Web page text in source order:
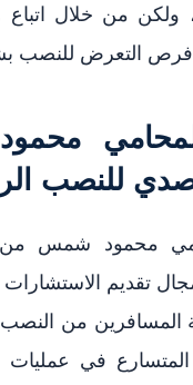
من خلال اتباع
فرص التعرض للنصب
للنصب
محمود شمس
تقديم الاستشارات
المسافرين من
في عمليات